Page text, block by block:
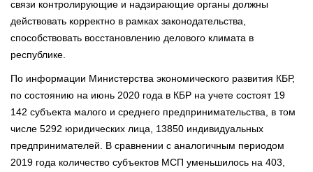
связи контролирующие и надзирающие органы должны
действовать корректно в рамках законодательства,
способствовать восстановлению делового климата в
республике.
По информации Министерства экономического развития КБР,
по состоянию на июнь 2020 года в КБР на учете состоят 19
142 субъекта малого и среднего предпринимательства, в том
числе 5292 юридических лица, 13850 индивидуальных
предпринимателей. В сравнении с аналогичным периодом
2019 года количество субъектов МСП уменьшилось на 403,